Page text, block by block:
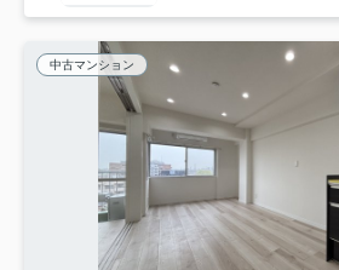
中古マンション